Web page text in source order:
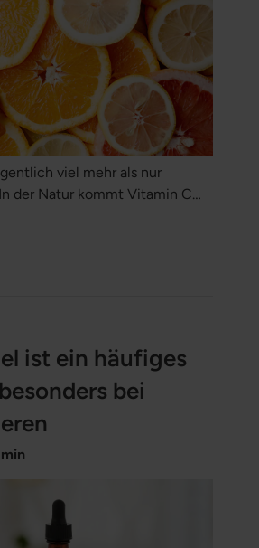
viel mehr als nur
der Natur kommt Vitamin C
Reihe von Kofaktoren. Die
hergestellter
Wer sich vor freien
möchte, sollte genau
Vitamin C er einnimmt.
ist ein häufiges
bei